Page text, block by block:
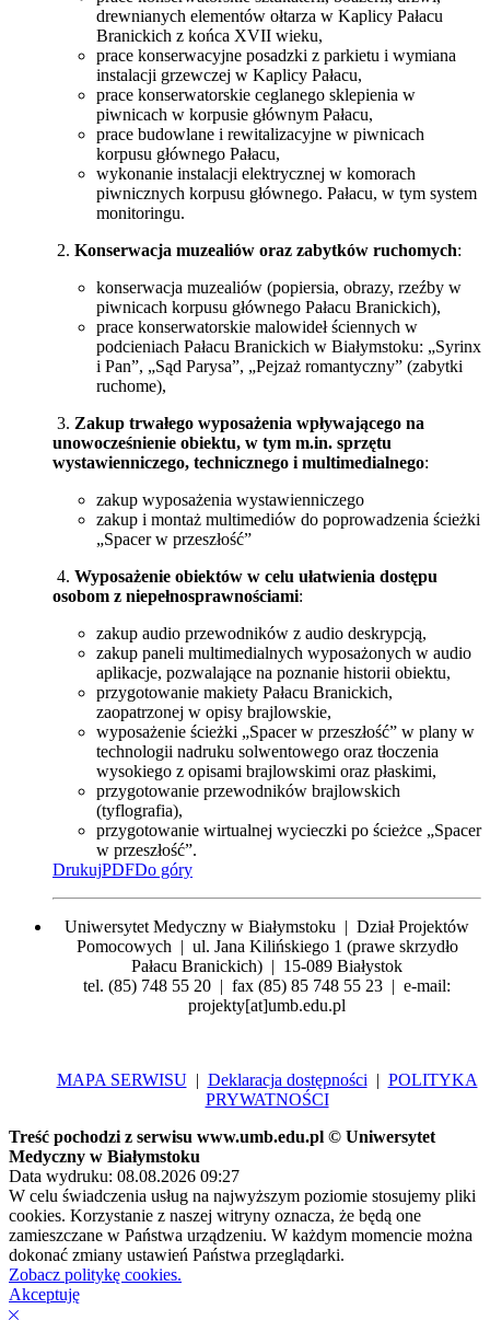
drewnianych elementów ołtarza w Kaplicy Pałacu
Branickich z końca XVII wieku,
prace konserwacyjne posadzki z parkietu i wymiana
instalacji grzewczej w Kaplicy Pałacu,
prace konserwatorskie ceglanego sklepienia w
piwnicach w korpusie głównym Pałacu,
prace budowlane i rewitalizacyjne w piwnicach
korpusu głównego Pałacu,
wykonanie instalacji elektrycznej w komorach
piwnicznych korpusu głównego. Pałacu, w tym system
monitoringu.
2. Konserwacja muzealiów oraz zabytków ruchomych:
konserwacja muzealiów (popiersia, obrazy, rzeźby w
piwnicach korpusu głównego Pałacu Branickich),
prace konserwatorskie malowideł ściennych w
podcieniach Pałacu Branickich w Białymstoku: „Syrinx
i Pan”, „Sąd Parysa”, „Pejzaż romantyczny” (zabytki
ruchome),
3. Zakup trwałego wyposażenia wpływającego na
unowocześnienie obiektu, w tym m.in. sprzętu
wystawienniczego, technicznego i multimedialnego:
zakup wyposażenia wystawienniczego
zakup i montaż multimediów do poprowadzenia ścieżki
„Spacer w przeszłość”
4. Wyposażenie obiektów w celu ułatwienia dostępu
osobom z niepełnosprawnościami:
zakup audio przewodników z audio deskrypcją,
zakup paneli multimedialnych wyposażonych w audio
aplikacje, pozwalające na poznanie historii obiektu,
przygotowanie makiety Pałacu Branickich,
zaopatrzonej w opisy brajlowskie,
wyposażenie ścieżki „Spacer w przeszłość” w plany w
technologii nadruku solwentowego oraz tłoczenia
wysokiego z opisami brajlowskimi oraz płaskimi,
przygotowanie przewodników brajlowskich
(tyflografia),
przygotowanie wirtualnej wycieczki po ścieżce „Spacer
w przeszłość”.
DrukujPDFDo góry
Uniwersytet Medyczny w Białymstoku | Dział Projektów
Pomocowych | ul. Jana Kilińskiego 1 (prawe skrzydło
Pałacu Branickich) | 15-089 Białystok
tel. (85) 748 55 20 | fax (85) 85 748 55 23 | e-mail:
projekty[at]umb.edu.pl
MAPA SERWISU| Deklaracja dostępności | POLITYKA
PRYWATNOŚCI
Treść pochodzi z serwisu www.umb.edu.pl © Uniwersytet
Medyczny w Białymstoku
Data wydruku: 08.08.2026 09:27
W celu świadczenia usług na najwyższym poziomie stosujemy pliki
cookies. Korzystanie z naszej witryny oznacza, że będą one
zamieszczane w Państwa urządzeniu. W każdym momencie można
dokonać zmiany ustawień Państwa przeglądarki.
Zobacz politykę cookies.
Akceptuję